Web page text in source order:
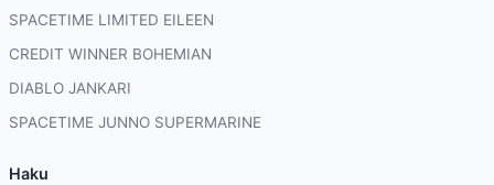
SPACETIME LIMITED EILEEN
CREDIT WINNER BOHEMIAN
DIABLO JANKARI
SPACETIME JUNNO SUPERMARINE
Haku